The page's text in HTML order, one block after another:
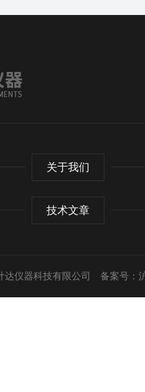
关于我们
技术文章
仪器科技有限公司 备案号：